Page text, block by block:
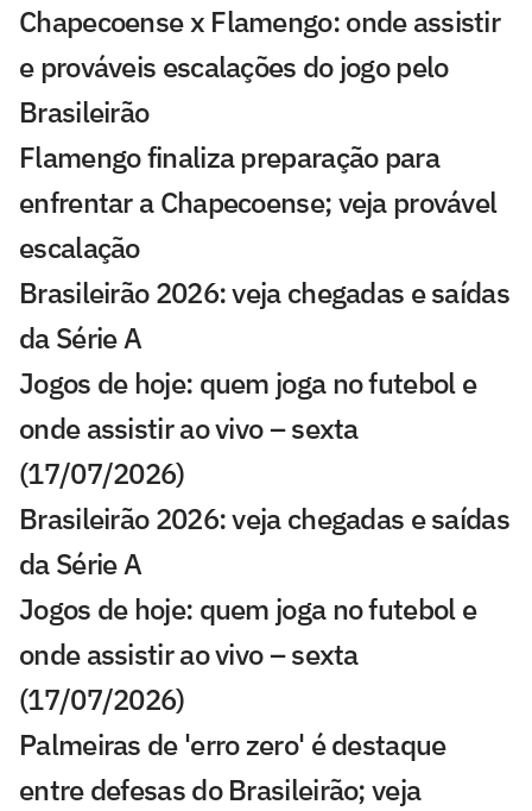
Chapecoense x Flamengo: onde assistir
e prováveis escalações do jogo pelo
Brasileirão
Flamengo finaliza preparação para
enfrentar a Chapecoense; veja provável
escalação
Brasileirão 2026: veja chegadas e saídas
da Série A
Jogos de hoje: quem joga no futebol e
onde assistir ao vivo – sexta
(17/07/2026)
Brasileirão 2026: veja chegadas e saídas
da Série A
Jogos de hoje: quem joga no futebol e
onde assistir ao vivo – sexta
(17/07/2026)
Palmeiras de 'erro zero' é destaque
entre defesas do Brasileirão; veja